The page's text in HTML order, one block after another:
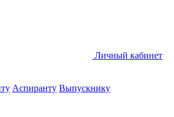
Личный кабинет
Аспиранту Выпускнику